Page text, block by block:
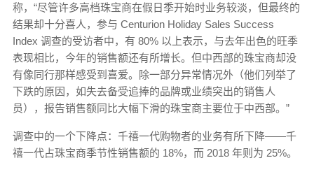
称，“尽管许多高档珠宝商在假日季开始时业务较淡，但最终的
结果却十分喜人，参与 Centurion Holiday Sales Success
Index 调查的受访者中，有 80% 以上表示，与去年出色的旺季
表现相比，今年的销售额还有所增长。但中西部的珠宝商却没
有像同行那样感受到喜爱。除一部分异常情况外（他们列举了
下跌的原因，如失去备受追捧的品牌或业绩突出的销售人
员），报告销售额同比大幅下滑的珠宝商主要位于中西部。”
调查中的一个下降点：千禧一代购物者的业务有所下降——千
禧一代占珠宝商季节性销售额的 18%，而 2018 年则为 25%。